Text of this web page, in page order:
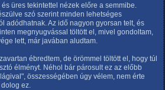
üres tekintettel nézek előre a semmibe.
szó szerint minden lehetséges
adódhatnak. Az idő nagyon gyorsan telt, és
megnyugvással töltött el, mivel gondoltam,
lett, már javában aludtam.
ébredtem, de örömmel töltött el, hogy túl
élményt. Néhol bár párosult ez az előbb
összességében úgy vélem, nem érte
ez.